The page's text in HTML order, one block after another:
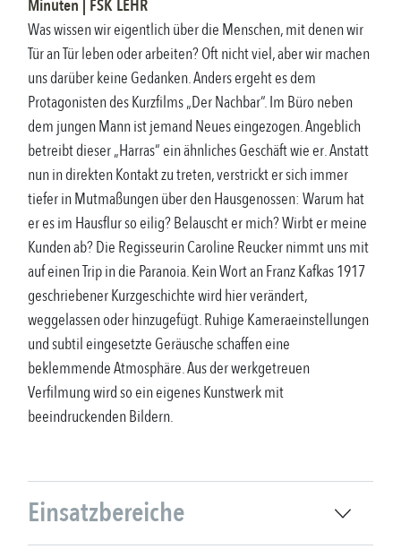
Minuten | FSK LEHR
Was wissen wir eigentlich über die Menschen, mit denen wir
Tür an Tür leben oder arbeiten? Oft nicht viel, aber wir machen
uns darüber keine Gedanken. Anders ergeht es dem
Protagonisten des Kurzfilms „Der Nachbar“. Im Büro neben
dem jungen Mann ist jemand Neues eingezogen. Angeblich
betreibt dieser „Harras“ ein ähnliches Geschäft wie er. Anstatt
nun in direkten Kontakt zu treten, verstrickt er sich immer
tiefer in Mutmaßungen über den Hausgenossen: Warum hat
er es im Hausflur so eilig? Belauscht er mich? Wirbt er meine
Kunden ab? Die Regisseurin Caroline Reucker nimmt uns mit
auf einen Trip in die Paranoia. Kein Wort an Franz Kafkas 1917
geschriebener Kurzgeschichte wird hier verändert,
weggelassen oder hinzugefügt. Ruhige Kameraeinstellungen
und subtil eingesetzte Geräusche schaffen eine
beklemmende Atmosphäre. Aus der werkgetreuen
Verfilmung wird so ein eigenes Kunstwerk mit
beeindruckenden Bildern.
Einsatzbereiche